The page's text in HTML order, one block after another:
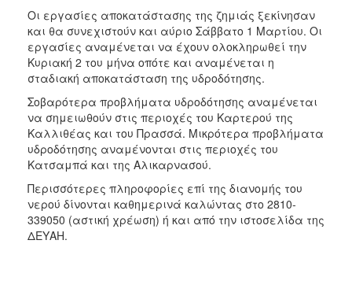
2006
ΔΗΜΟΤΗΣ
ΕΠΙΣΚΕΠΤΗΣ
ΗΡΑΚΛΕΙΟ
Οι εργασίες αποκατάστασης της ζημιάς ξεκίνησαν
και θα συνεχιστούν και αύριο Σάββατο 1 Μαρτίου. Οι
εργασίες αναμένεται να έχουν ολοκληρωθεί την
Κυριακή 2 του μήνα οπότε και αναμένεται η
σταδιακή αποκατάσταση της υδροδότησης.
Σοβαρότερα προβλήματα υδροδότησης αναμένεται
να σημειωθούν στις περιοχές του Καρτερού της
Καλλιθέας και του Πρασσά. Μικρότερα προβλήματα
υδροδότησης αναμένονται στις περιοχές του
Κατσαμπά και της Αλικαρνασού.
Περισσότερες πληροφορίες επί της διανομής του
νερού δίνονται καθημερινά καλώντας στο 2810-
339050 (αστική χρέωση) ή και από την ιστοσελίδα της
ΔΕΥΑΗ.